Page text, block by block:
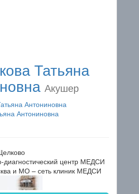
Татьяна
Акушер
Антониновна
центр МЕДСИ
и МО – сеть клиник МЕДСИ